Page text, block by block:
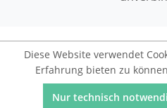
Diese Website verwendet
Erfahrung bieten zu
Nur technisch